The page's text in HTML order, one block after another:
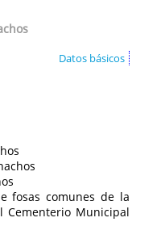
Datos básicos
fosas comunes de la
Municipal